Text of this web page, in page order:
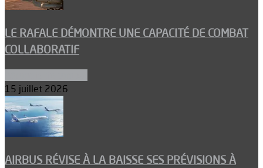
LE RAFALE DÉMONTRE UNE CAPACITÉ DE COMBAT
COLLABORATIF
15 juillet 2026
AIRBUS RÉVISE À LA BAISSE SES PRÉVISIONS À